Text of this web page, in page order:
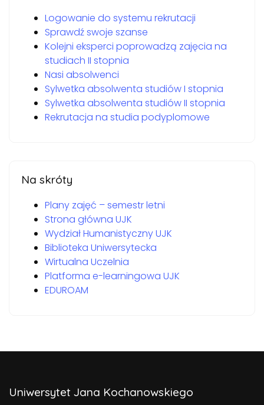
Logowanie do systemu rekrutacji
Sprawdź swoje szanse
Kolejni eksperci poprowadzą zajęcia na
studiach II stopnia
Nasi absolwenci
Sylwetka absolwenta studiów I stopnia
Sylwetka absolwenta studiów II stopnia
Rekrutacja na studia podyplomowe
Na skróty
Plany zajęć – semestr letni
Strona główna UJK
Wydział Humanistyczny UJK
Biblioteka Uniwersytecka
Wirtualna Uczelnia
Platforma e-learningowa UJK
EDUROAM
Uniwersytet Jana Kochanowskiego